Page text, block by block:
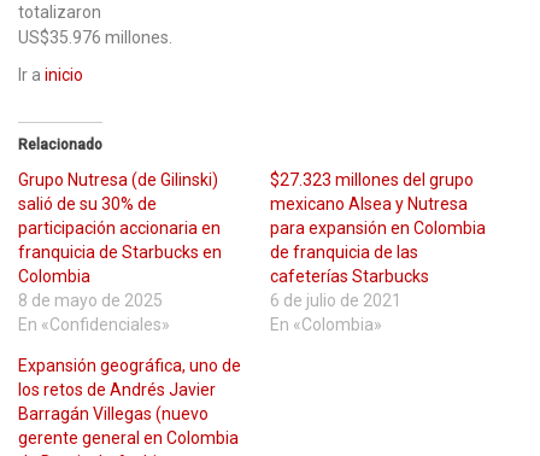
totalizaron
US$35.976 millones.
Ir a inicio
Relacionado
Grupo Nutresa (de Gilinski)
salió de su 30% de
participación accionaria en
franquicia de Starbucks en
Colombia
8 de mayo de 2025
En «Confidenciales»
$27.323 millones del grupo
mexicano Alsea y Nutresa
para expansión en Colombia
de franquicia de las
cafeterías Starbucks
6 de julio de 2021
En «Colombia»
Expansión geográfica, uno de
los retos de Andrés Javier
Barragán Villegas (nuevo
gerente general en Colombia